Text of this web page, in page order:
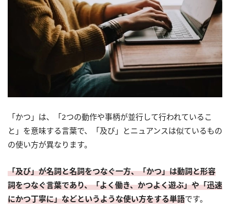
「かつ」は、「2つの動作や事柄が並行して行われているこ
と」を意味する言葉で、「及び」とニュアンスは似ているもの
の使い方が異なります。
「及び」が名詞と名詞をつなぐ一方、「かつ」は動詞と形容
詞をつなぐ言葉であり、「よく働き、かつよく遊ぶ」や「迅速
にかつ丁寧に」などというような使い方をする単語です。